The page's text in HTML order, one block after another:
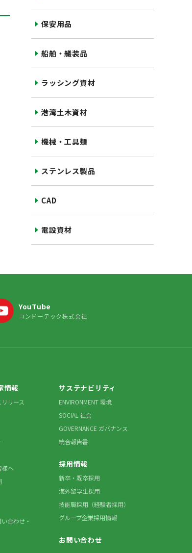
保安用品
船舶・艤装品
ラッシング資材
港湾土木資材
機械・工具類
ステンレス製品
CAD
電設資材
YouTube
コンドーテック株式会社
情報
リース
様へ
合わせ・
サステナビリティ
ENVIRONMENT 環境
SOCIAL 社会
GOVERNANCE ガバナンス
統合報告書
採用情報
新卒・既卒採用
海外留学生採用
技能職採用（経験者採用）
グループ企業採用情報
お問い合わせ